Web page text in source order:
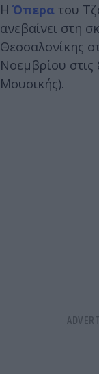
Η Όπερα του
ανεβαίνει στη
Θεσσαλονίκης
Νοεμβρίου
Μουσικής).